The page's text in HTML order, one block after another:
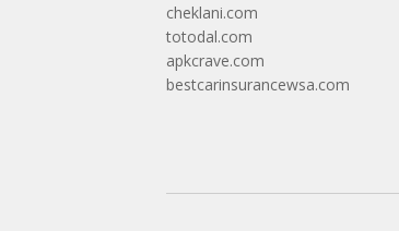
cheklani.com
totodal.com
apkcrave.com
bestcarinsurancewsa.com